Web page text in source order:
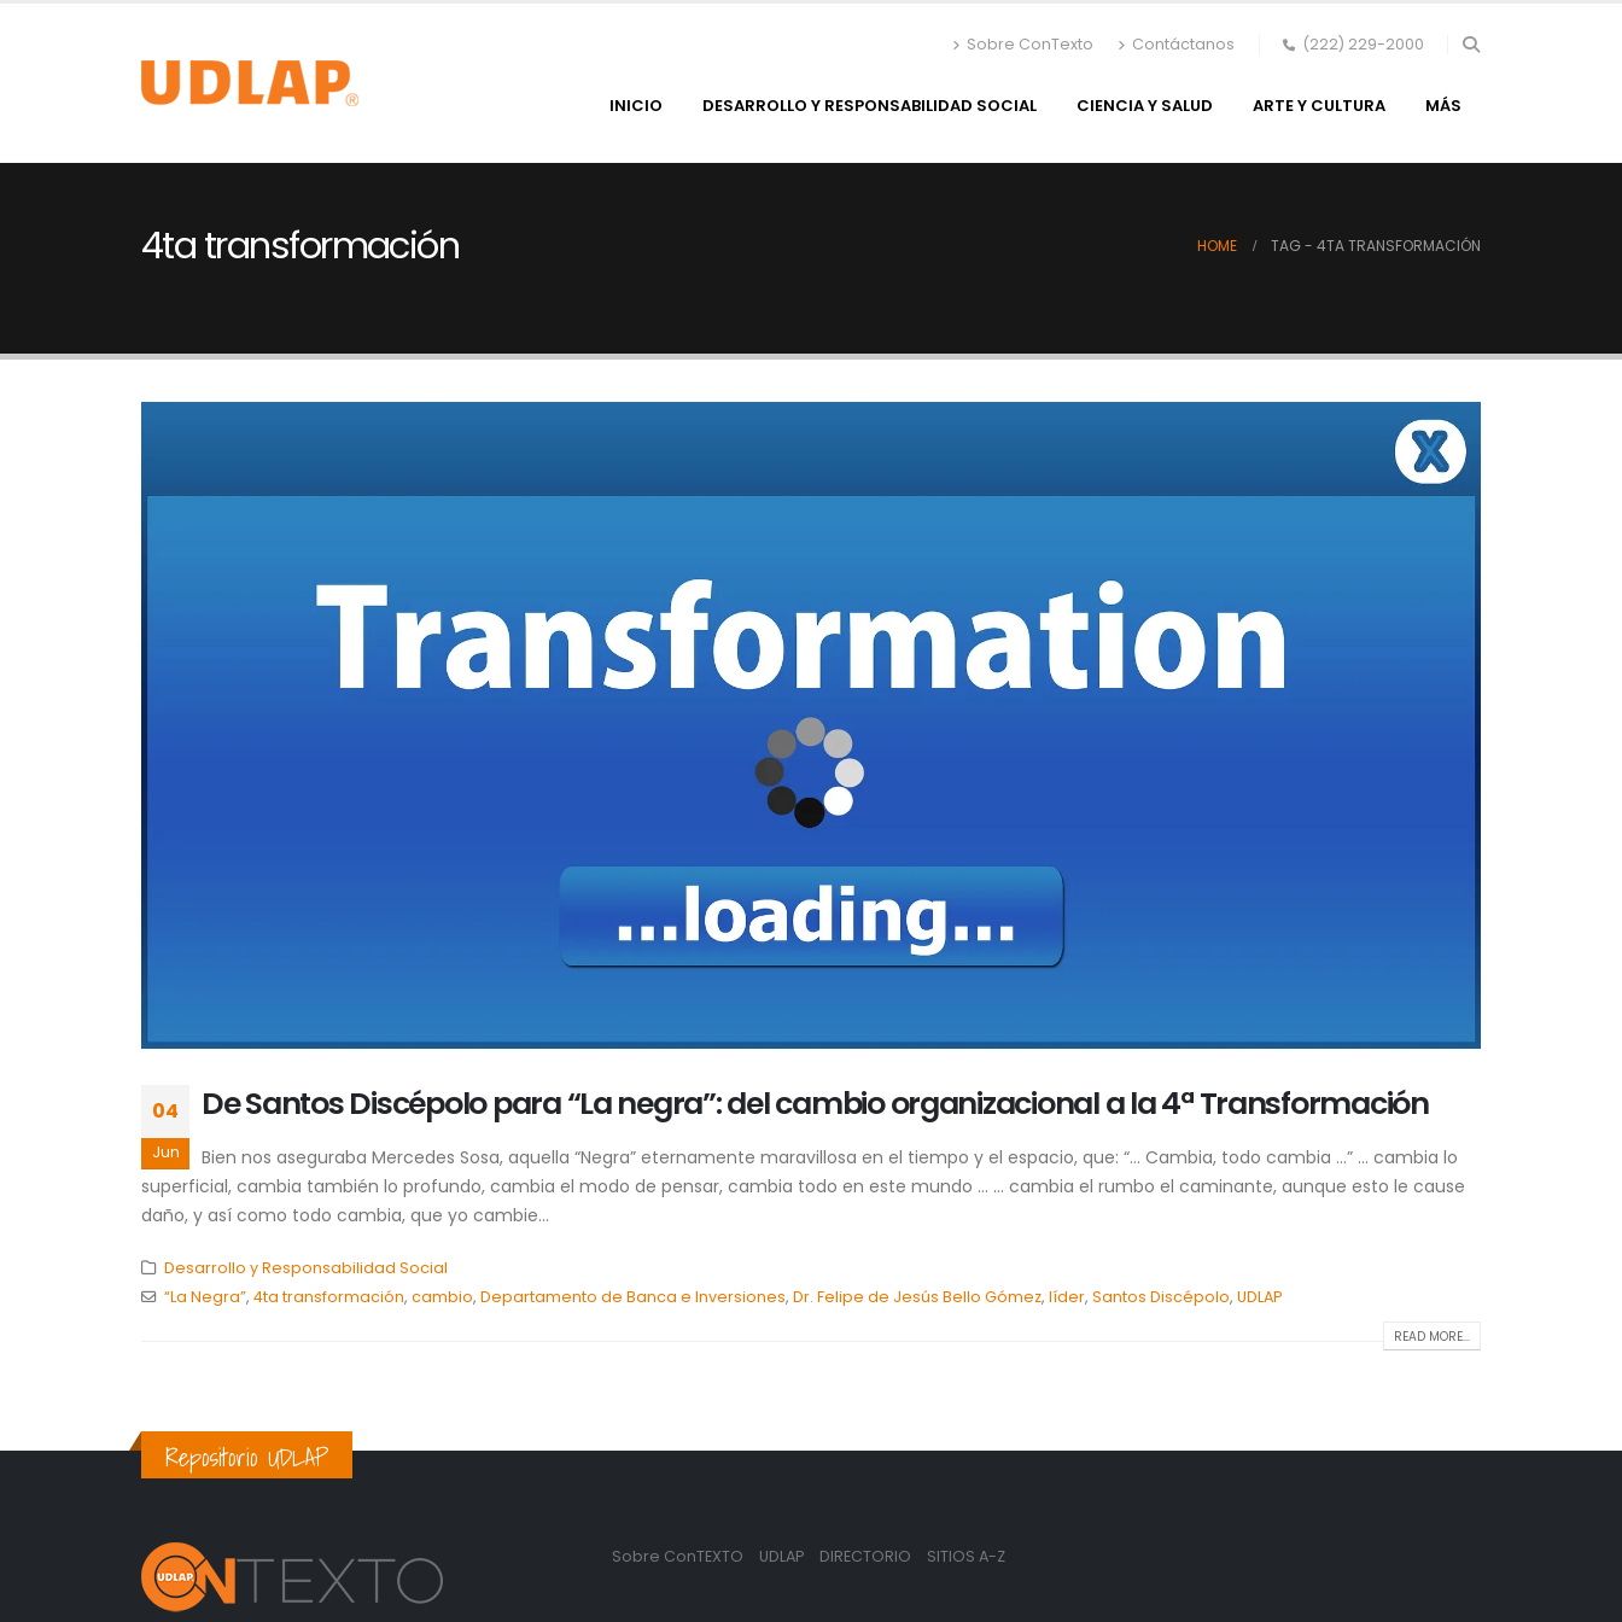
Sobre ConTexto Contáctanos (222) 229-2000
INICIO DESARROLLO Y RESPONSABILIDAD SOCIAL CIENCIA Y SALUD ARTE Y CULTURA MÁS
4ta transformación HOME TAG - 4TA TRANSFORMACIÓN
04
Jun
De Santos Discépolo para “La negra”: del cambio organizacional a la 4ª Transformación
Bien nos aseguraba Mercedes Sosa, aquella “Negra” eternamente maravillosa en el tiempo y el espacio, que: “… Cambia, todo cambia …” … cambia lo
superficial, cambia también lo profundo, cambia el modo de pensar, cambia todo en este mundo … … cambia el rumbo el caminante, aunque esto le cause
daño, y así como todo cambia, que yo cambie...
Desarrollo y Responsabilidad Social
“La Negra”, 4ta transformación, cambio, Departamento de Banca e Inversiones, Dr. Felipe de Jesús Bello Gómez, líder, Santos Discépolo, UDLAP
READ MORE...
Repositorio UDLAP
Sobre ConTEXTO UDLAP DIRECTORIO SITIOS A-Z